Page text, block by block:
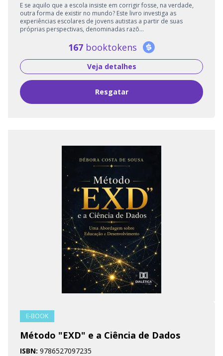
E se aquilo que a escola insiste em corrigir fosse, na verdade,
outra forma de existir no mundo? Este livro investiga as
experiências escolares de jovens autistas a partir de suas
próprias perspectivas, denominadas razõ...
167 booktokens
Veja detalhes
Resgatar
E-BOOK
Método "EXD" e a Ciência de Dados
ISBN: 9786527097235